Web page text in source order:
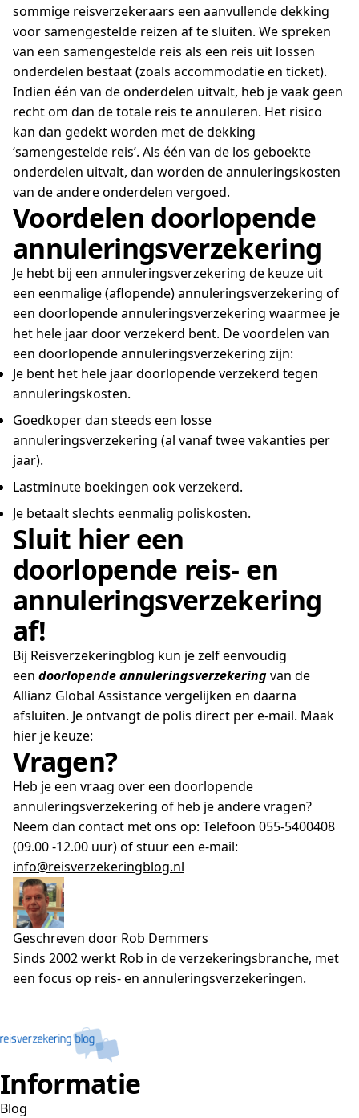
sommige reisverzekeraars een aanvullende dekking
voor samengestelde reizen af te sluiten. We spreken
van een samengestelde reis als een reis uit lossen
onderdelen bestaat (zoals accommodatie en ticket).
Indien één van de onderdelen uitvalt, heb je vaak geen
recht om dan de totale reis te annuleren. Het risico
kan dan gedekt worden met de dekking
‘samengestelde reis’. Als één van de los geboekte
onderdelen uitvalt, dan worden de annuleringskosten
van de andere onderdelen vergoed.
Voordelen doorlopende
annuleringsverzekering
Je hebt bij een annuleringsverzekering de keuze uit
een eenmalige (aflopende) annuleringsverzekering of
een doorlopende annuleringsverzekering waarmee je
het hele jaar door verzekerd bent. De voordelen van
een doorlopende annuleringsverzekering zijn:
Je bent het hele jaar doorlopende verzekerd tegen
annuleringskosten.
Goedkoper dan steeds een losse
annuleringsverzekering (al vanaf twee vakanties per
jaar).
Lastminute boekingen ook verzekerd.
Je betaalt slechts eenmalig poliskosten.
Sluit hier een
doorlopende reis- en
annuleringsverzekering
af!
Bij Reisverzekeringblog kun je zelf eenvoudig
een doorlopende annuleringsverzekeringvan de
Allianz Global Assistance vergelijken en daarna
afsluiten. Je ontvangt de polis direct per e-mail. Maak
hier je keuze:
Vragen?
Heb je een vraag over een doorlopende
annuleringsverzekering of heb je andere vragen?
Neem dan contact met ons op: Telefoon 055-5400408
(09.00 -12.00 uur) of stuur een e-mail:
info@reisverzekeringblog.nl
Geschreven door Rob Demmers
Sinds 2002 werkt Rob in de verzekeringsbranche, met
een focus op reis- en annuleringsverzekeringen.
Informatie
Blog